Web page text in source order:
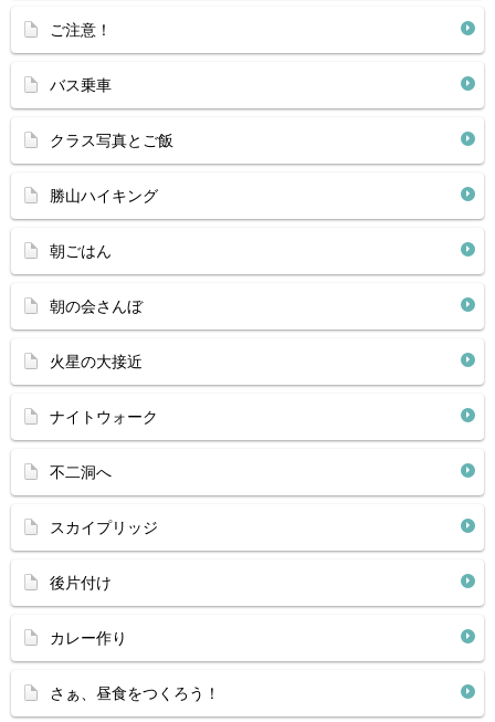
ご注意！
バス乗車
クラス写真とご飯
勝山ハイキング
朝ごはん
朝の会さんぼ
火星の大接近
ナイトウォーク
不二洞へ
スカイプリッジ
後片付け
カレー作り
さぁ、昼食をつくろう！